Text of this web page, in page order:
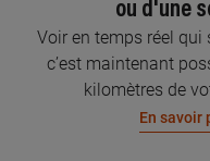
ou d'une
Voir en temps réel qui
c’est maintenant
kilomètres de
En savoir